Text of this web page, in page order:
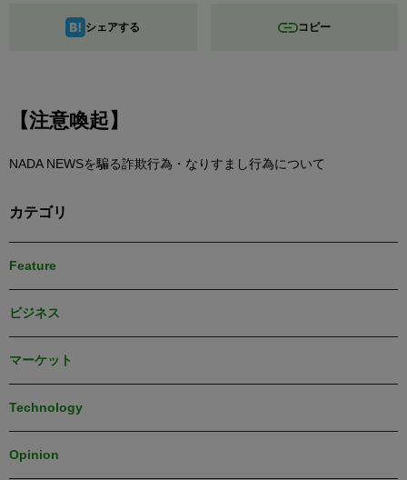
シェアする コピー
【注意喚起】
NADA NEWSを騙る詐欺行為・なりすまし行為について
カテゴリ
Feature
ビジネス
マーケット
Technology
Opinion